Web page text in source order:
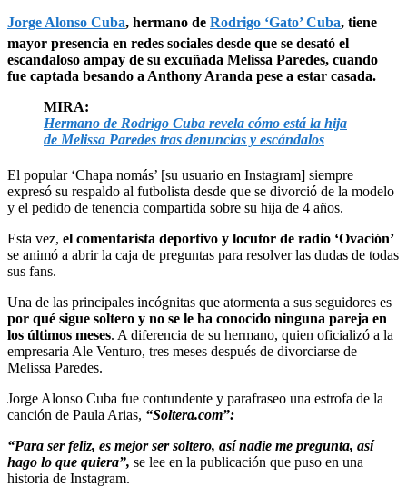
Jorge Alonso Cuba, hermano de Rodrigo ‘Gato’ Cuba, tiene
mayor presencia en redes sociales desde que se desató el
escandaloso ampay de su excuñada Melissa Paredes, cuando
fue captada besando a Anthony Aranda pese a estar casada.
MIRA:
Hermano de Rodrigo Cuba revela cómo está la hija
de Melissa Paredes tras denuncias y escándalos
El popular ‘Chapa nomás’ [su usuario en Instagram] siempre
expresó su respaldo al futbolista desde que se divorció de la modelo
y el pedido de tenencia compartida sobre su hija de 4 años.
Esta vez, el comentarista deportivo y locutor de radio ‘Ovación’
se animó a abrir la caja de preguntas para resolver las dudas de todas
sus fans.
Una de las principales incógnitas que atormenta a sus seguidores es
por qué sigue soltero y no se le ha conocido ninguna pareja en
los últimos meses. A diferencia de su hermano, quien oficializó a la
empresaria Ale Venturo, tres meses después de divorciarse de
Melissa Paredes.
Jorge Alonso Cuba fue contundente y parafraseo una estrofa de la
canción de Paula Arias, “Soltera.com”:
“Para ser feliz, es mejor ser soltero, así nadie me pregunta, así
hago lo que quiera”, se lee en la publicación que puso en una
historia de Instagram.